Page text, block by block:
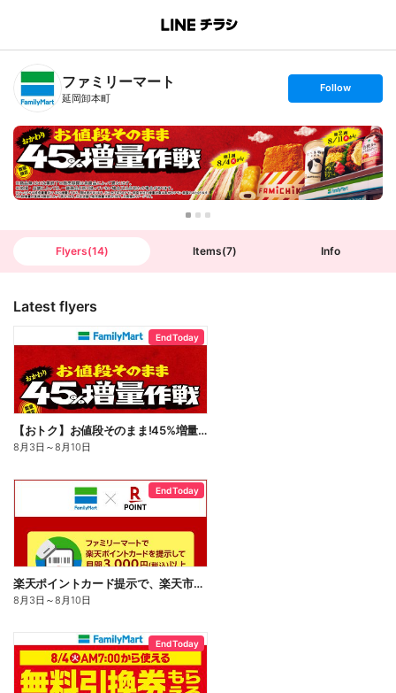
B
n
T
ファミリーマート
延岡卸本町
s
t
o
l
l
o
w
Follow
Flyers(14) Items(7) Info
Latest flyers
End Today
【おトク】お値段そのまま!45%増量作戦!
8月3日 ～8月10日
End Today
楽天ポイントカード提示で、楽天市場でのお買い物がおトクに!
8月3日 ～8月10日
End Today